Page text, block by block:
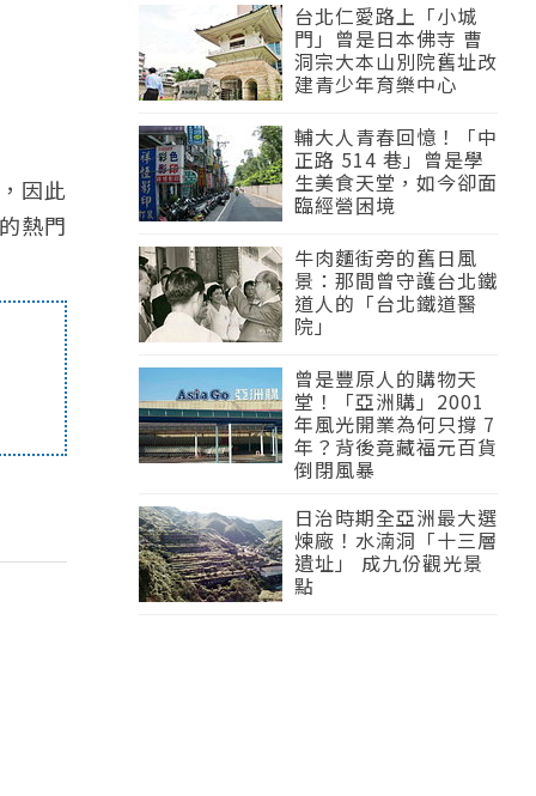
因此
熱門
台北仁愛路上「小城
門」曾是日本佛寺 曹
洞宗大本山別院舊址改
建青少年育樂中心
輔大人青春回憶！「中
正路 514 巷」曾是學
生美食天堂，如今卻面
臨經營困境
牛肉麵街旁的舊日風
景：那間曾守護台北鐵
道人的「台北鐵道醫
院」
曾是豐原人的購物天
堂！「亞洲購」2001
年風光開業為何只撐 7
年？背後竟藏福元百貨
倒閉風暴
日治時期全亞洲最大選
煉廠！水湳洞「十三層
遺址」 成九份觀光景
點